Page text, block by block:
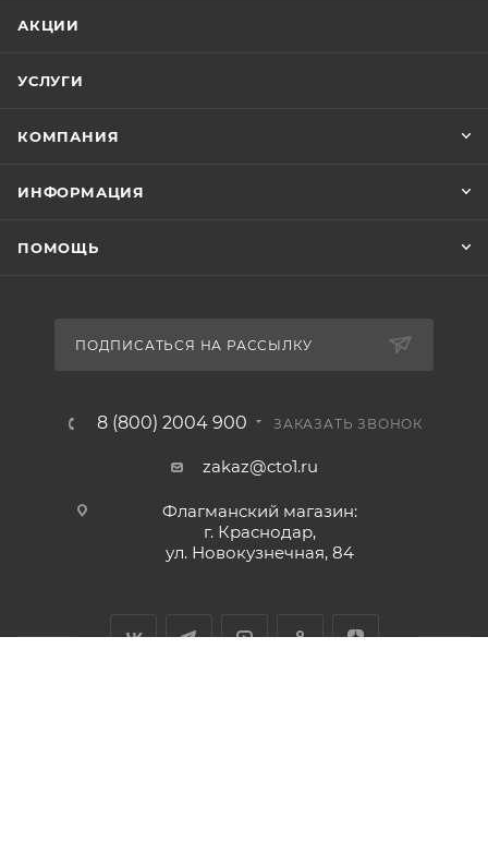
АКЦИИ
УСЛУГИ
КОМПАНИЯ
ИНФОРМАЦИЯ
ПОМОЩЬ
ПОДПИСАТЬСЯ НА РАССЫЛКУ
8 (800) 2004 900 ЗАКАЗАТЬ ЗВОНОК
zakaz@cto1.ru
Флагманский магазин:
г. Краснодар,
ул. Новокузнечная, 84